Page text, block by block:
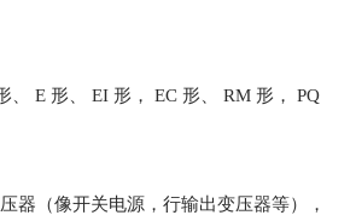
E 形、 EI 形， EC 形、 RM 形， PQ
器（像开关电源，行输出变压器等），